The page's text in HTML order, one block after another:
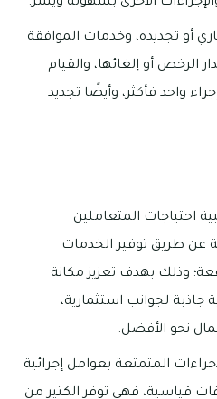
أو تجديده، وخدمات الموافقة
الرخص أو إلغائها، والقيام
واحد فأكثر، وأيضًا تجديد
احتياجات المتعاملين
عن طريق توفير الخدمات
وذلك بهدف تعزيز مكانة
جاذبة لجوانب استثمارية،
نحو الأفضل.
المتمتعة بعوامل إجرائية
قياسية، فهي توفر الكثير من